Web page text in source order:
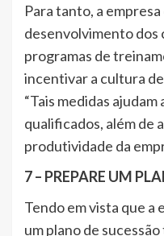
Para tanto, a
desenvolvimento
programas de
incentivar a cultura
“Tais medidas
qualificados, além de
produtividade da
7 – PREPARE UM
Tendo em vista que a
um plano de